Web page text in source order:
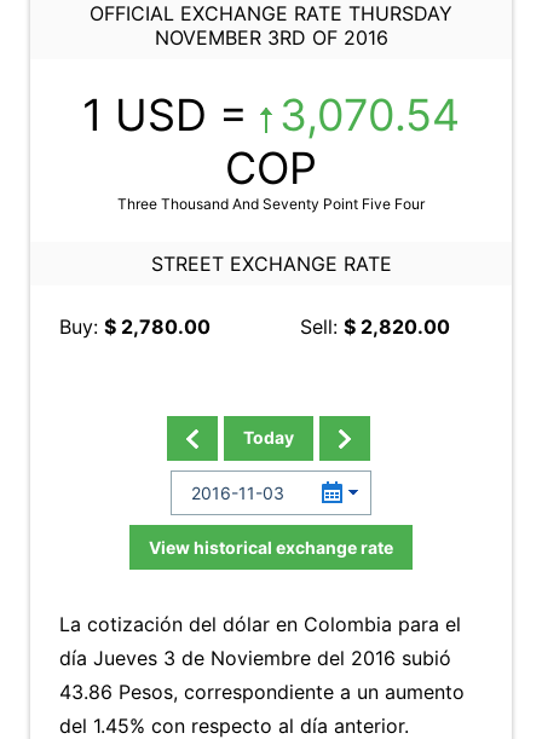
OFFICIAL EXCHANGE RATE THURSDAY
NOVEMBER 3RD OF 2016
1 USD =
3,070.54
COP
Three Thousand And Seventy Point Five Four
STREET EXCHANGE RATE
Buy: $ 2,780.00 Sell: $ 2,820.00
Today
View historical exchange rate
La cotización del dólar en Colombia para el
día Jueves 3 de Noviembre del 2016 subió
43.86 Pesos, correspondiente a un aumento
del 1.45% con respecto al día anterior.